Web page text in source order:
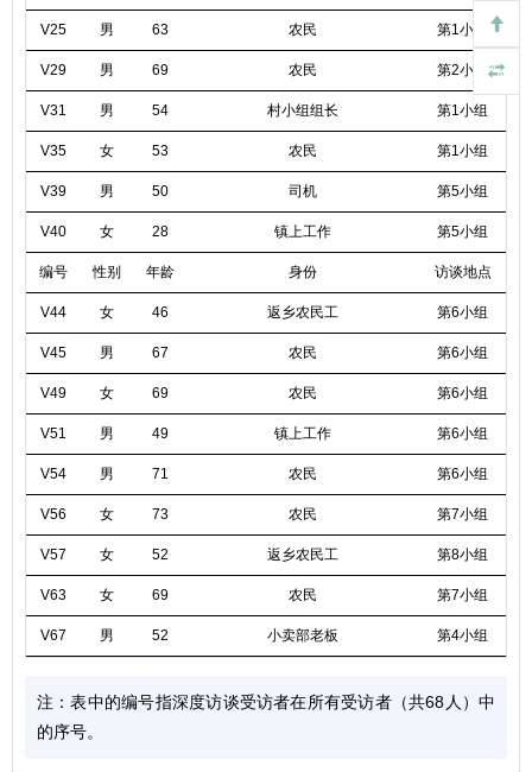
V25 男 63 农民 第1小组
V29 男 69 农民 第2小组
V31 男 54 村小组组长 第1小组
V35 女 53 农民 第1小组
V39 男 50 司机 第5小组
V40 女 28 镇上工作 第5小组
编号 性别 年龄 身份 访谈地点
V44 女 46 返乡农民工 第6小组
V45 男 67 农民 第6小组
V49 女 69 农民 第6小组
V51 男 49 镇上工作 第6小组
V54 男 71 农民 第6小组
V56 女 73 农民 第7小组
V57 女 52 返乡农民工 第8小组
V63 女 69 农民 第7小组
V67 男 52 小卖部老板 第4小组
注：表中的编号指深度访谈受访者在所有受访者（共68人）中
的序号。